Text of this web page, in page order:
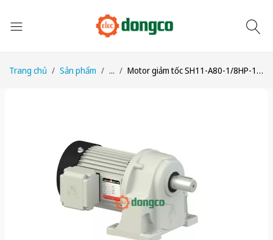
Trang chủ Sản phẩm ... Motor giảm tốc SH11-A80-1/8HP-1/80 công suất 1/8HP (100W) 0,1kW 1/80 kiểu lắp Chân đế